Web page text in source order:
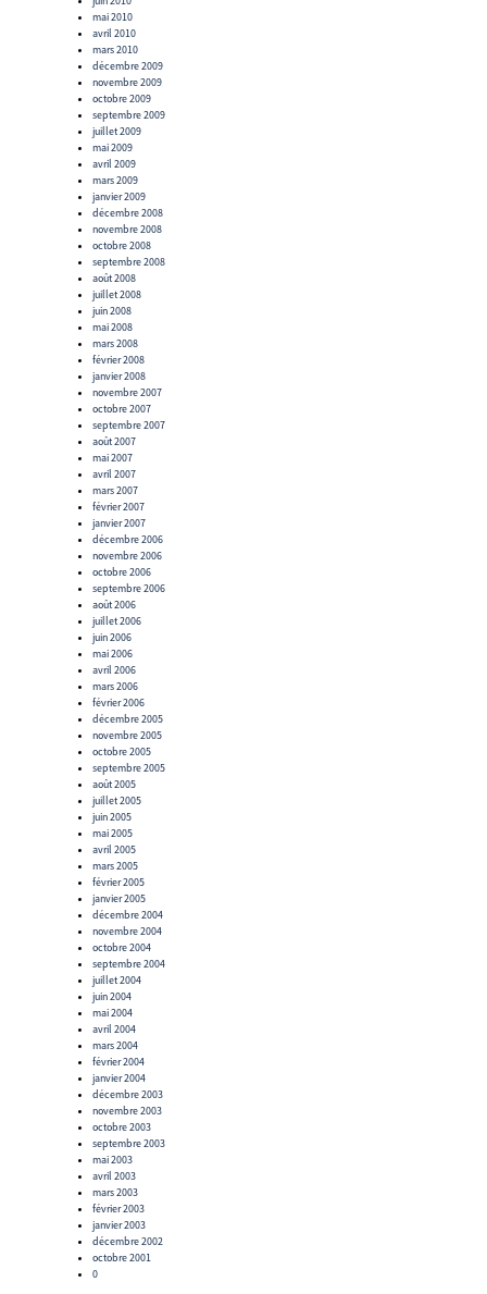
mai 2010
avril 2010
mars 2010
décembre 2009
novembre 2009
octobre 2009
septembre 2009
juillet 2009
mai 2009
avril 2009
mars 2009
janvier 2009
décembre 2008
novembre 2008
octobre 2008
septembre 2008
août 2008
juillet 2008
juin 2008
mai 2008
mars 2008
février 2008
janvier 2008
novembre 2007
octobre 2007
septembre 2007
août 2007
mai 2007
avril 2007
mars 2007
février 2007
janvier 2007
décembre 2006
novembre 2006
octobre 2006
septembre 2006
août 2006
juillet 2006
juin 2006
mai 2006
avril 2006
mars 2006
février 2006
décembre 2005
novembre 2005
octobre 2005
septembre 2005
août 2005
juillet 2005
juin 2005
mai 2005
avril 2005
mars 2005
février 2005
janvier 2005
décembre 2004
novembre 2004
octobre 2004
septembre 2004
juillet 2004
juin 2004
mai 2004
avril 2004
mars 2004
février 2004
janvier 2004
décembre 2003
novembre 2003
octobre 2003
septembre 2003
mai 2003
avril 2003
mars 2003
février 2003
janvier 2003
décembre 2002
octobre 2001
0